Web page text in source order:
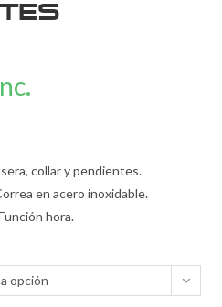
collar y pendientes.
en acero inoxidable.
hora.
opción